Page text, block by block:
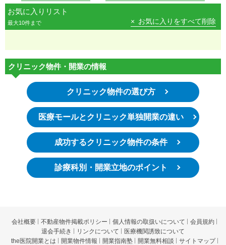
お気に入りリスト
最大10件まで お気に入りをすべて削除
クリニック物件・開業の情報
クリニック物件の選び方
医療モールとクリニック単独開業の違い
成功するクリニック物件の条件
診療科別・開業立地のポイント
会社概要 不動産物件掲載ポリシー 個人情報の取扱いについて
会員規約
退会手続き
リンクについて
医療機関誘致について
the医院開業とは
開業物件情報 開業指南塾 開業無料相談 サイトマップ